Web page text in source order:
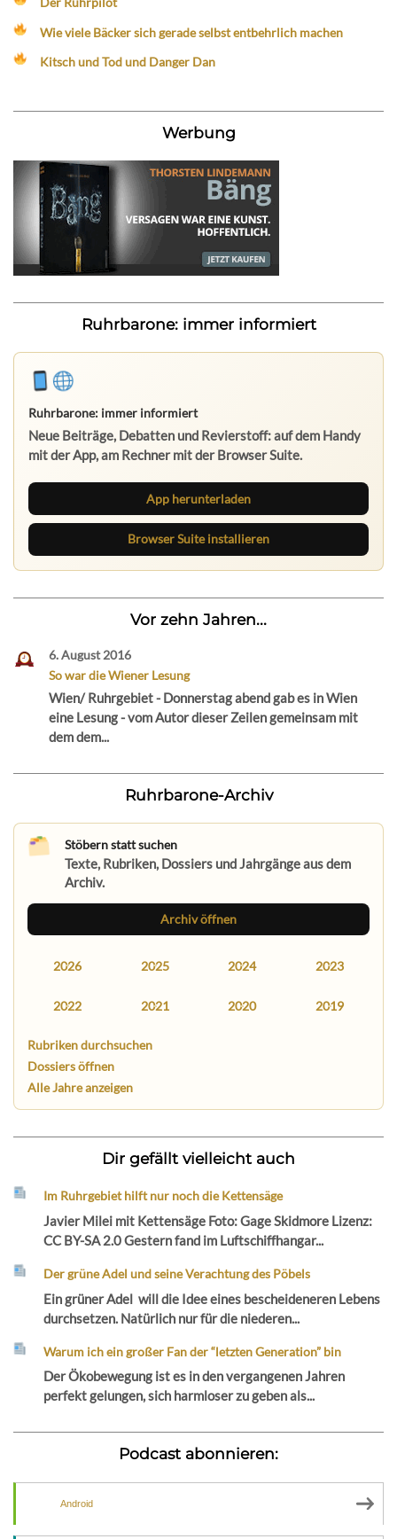
Wie viele Bäcker sich gerade selbst entbehrlich machen
Kitsch und Tod und Danger Dan
Werbung
Ruhrbarone: immer informiert
Ruhrbarone: immer informiert
Neue Beiträge, Debatten und Revierstoff: auf dem Handy
mit der App, am Rechner mit der Browser Suite.
App herunterladen
Browser Suite installieren
Vor zehn Jahren...
6. August 2016
So war die Wiener Lesung
Wien/ Ruhrgebiet - Donnerstag abend gab es in Wien
eine Lesung - vom Autor dieser Zeilen gemeinsam mit
dem dem...
Ruhrbarone-Archiv
Stöbern statt suchen
Texte, Rubriken, Dossiers und Jahrgänge aus dem
Archiv.
Archiv öffnen
2026 2025 2024 2023
2022 2021 2020 2019
Rubriken durchsuchen
Dossiers öffnen
Alle Jahre anzeigen
Dir gefällt vielleicht auch
Im Ruhrgebiet hilft nur noch die Kettensäge
Javier Milei mit Kettensäge Foto: Gage Skidmore Lizenz:
CC BY-SA 2.0 Gestern fand im Luftschiffhangar...
Der grüne Adel und seine Verachtung des Pöbels
Ein grüner Adel will die Idee eines bescheideneren Lebens
durchsetzen. Natürlich nur für die niederen...
Warum ich ein großer Fan der “letzten Generation” bin
Der Ökobewegung ist es in den vergangenen Jahren
perfekt gelungen, sich harmloser zu geben als...
Podcast abonnieren:
Android